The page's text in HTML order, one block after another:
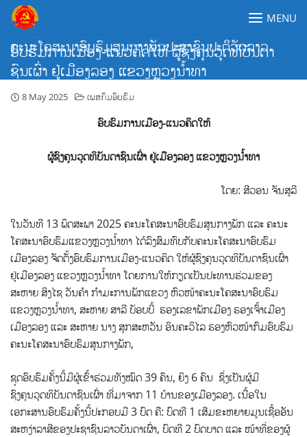
Skip
content
ຄະນະໂຄສະນາອົບຮົມສູນກາງພັກປະຊາຊົນປະຕິວັດລາວ
MENU
ອົບ​ຮົມ​ການເມືອງ-ແນວ​ຄິດ​ໃຫ້​ ຜູ້ຊົງຄຸນວຸດທິບັນດາ
ຊົນເຜົ່າ ຢູ່ເມືອງລອງ​ ແຂວງ​ຫຼວງນໍ້າທາ
8 May 2025 ເພສກົມອົບຮົມ
ອົບ​ຮົມ​ການເມືອງ-ແນວ​ຄິດ​ໃຫ້​
ຜູ້ຊົງຄຸນວຸດທິບັນດາຊົນເຜົ່າ ຢູ່ເມືອງລອງ​ ແຂວງ​ຫຼວງນໍ້າທາ
ໂດຍ: ສີ​ວອນ ຈັນ​ສຸ​ລີ
ໃນວັນທີ 13 ພຶດສະພາ 2025 ຄະນະໂຄສະນາອົບຮົມສູນກາງພັກ ແລະ ຄະນະ
ໂຄສະນາອົບຮົມແຂວງຫຼວງນໍ້າທາ ໄດ້ລົງສົມທົບກັບຄະນະໂຄສະນາອົບຮົມ
ເມືອງລອງ ຈັດຕັ້ງ​ອົບຮົມການ​ເມືອງ-​ແນວຄິດ ໃຫ້​ຜູ້ຊົງຄຸນວຸດທິບັນດາຊົນເຜົ່າ ​
ຢູ່​ເມືອງ​ລອງ ແຂວງ​ຫຼວງນໍ້າທາ ໂດຍການໃຫ້ກຽດເປັນປະທານຮ່ວມຂອງ
ສະຫາຍ ສິງໄຊ ວັນຄໍາ ກຳມະການພັກແຂວງ ຫົວໜ້າຄະນະໂຄສະນາອົບຮົມ
ແຂວງຫຼວງນໍ້າທາ, ສະ​ຫາຍ ສາລີ ບັອບບີ້ ຮອງເລຂາພັກເມືອງ ຮອງ​ເຈົ້າ​ເມືອງ
ເມືອງ​ລອງ ແລະ ສະ​ຫາຍ​ ນາງ ສຸກສະຫວັນ ອິນຄະວິໄລ ຮອງ​ຫົວ​ໜ້າ​ກົ​ມ​ອົບ​ຮົມ
ຄະ​ນະ​ໂຄ​ສະ​ນາ​ອົບ​ຮົມ​ສູນ​ກາງ​ພັກ,
ຊຸດ​ອົບ​ຮົມ​ຄັ້ງ​ນີ້​ມີ​ຜູ້​ເຂົ້າ​ຮ່ວມ​ທັງ​ໝົດ 39 ຄົນ, ຍິງ 6 ຄົນ ຊຶ່ງເປັນຜູ້ມີ
ຊົງຄຸນວຸດທິບັນດາຊົນເຜົ່າ ທີ່ມາ​ຈາກ 11 ​ບ້ານຂອງເມືອງລອງ. ເນື້ອ​ໃນ​​
ເອກະສານອົບຮົມຄັ້ງນີ້ປະກອບມີ 3 ບົດ ຄື: ບົດ​ທີ 1 ເສີມ​ຂະ​ຫຍາຍ​ມູນ​ເຊື້ອ​ອັນ
ສະຫງ່າລາສີ​ຂອງ​ປະ​ຊາ​ຊົນ​ລາວ​ບັນ​ດາ​ເຜົ່າ, ບົດທີ 2 ບົດ​ບາດ ແລະ ໜ້າ​ທີ່​ຂອງ​ຜູ້